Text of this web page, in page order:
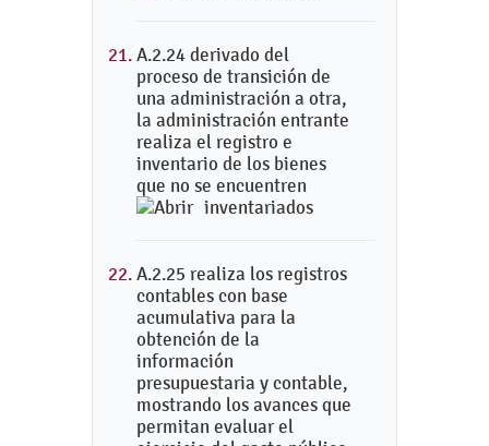
A.2.24 derivado del
proceso de transición de
una administración a otra,
la administración entrante
realiza el registro e
inventario de los bienes
que no se encuentren
inventariados
A.2.25 realiza los registros
contables con base
acumulativa para la
obtención de la
información
presupuestaria y contable,
mostrando los avances que
permitan evaluar el